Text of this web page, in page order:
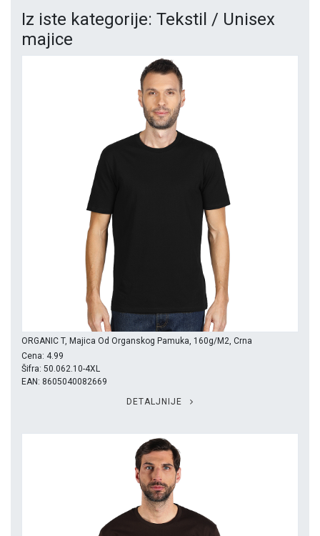
Iz iste kategorije: Tekstil / Unisex
majice
ORGANIC T, Majica Od Organskog Pamuka, 160g/m2, Crna
Cena: 4.99
Šifra: 50.062.10-4XL
EAN: 8605040082669
DETALJNIJE